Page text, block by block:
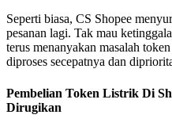
Seperti biasa, CS Shopee
pesanan lagi. Tak mau
terus menanyakan masalah
diproses secepatnya dan
Pembelian Token Listrik Di
Dirugikan